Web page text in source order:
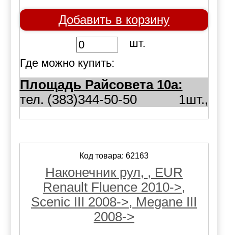
Добавить в корзину
шт.
Где можно купить:
Площадь Райсовета 10а:
1шт.,
тел. (383)344-50-50
Код товара: 62163
Наконечник рул, , EUR
Renault Fluence 2010->,
Scenic III 2008->, Megane III
2008->